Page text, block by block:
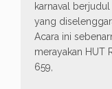
karnaval
yang
Acara ini
merayakan HUT
659,